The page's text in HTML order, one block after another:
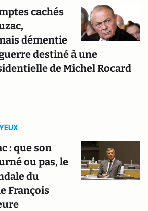
cachés
démentie
destiné à une
de Michel Rocard
: que son
ou pas, le
du
François